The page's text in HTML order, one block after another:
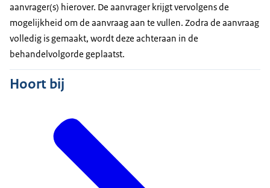
aanvrager(s) hierover. De aanvrager krijgt vervolgens de
mogelijkheid om de aanvraag aan te vullen. Zodra de aanvraag
volledig is gemaakt, wordt deze achteraan in de
behandelvolgorde geplaatst.
Hoort bij